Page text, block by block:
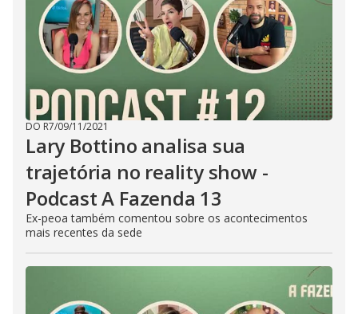
DO R7/09/11/2021
Lary Bottino analisa sua
trajetória no reality show -
Podcast A Fazenda 13
Ex-peoa também comentou sobre os acontecimentos
mais recentes da sede